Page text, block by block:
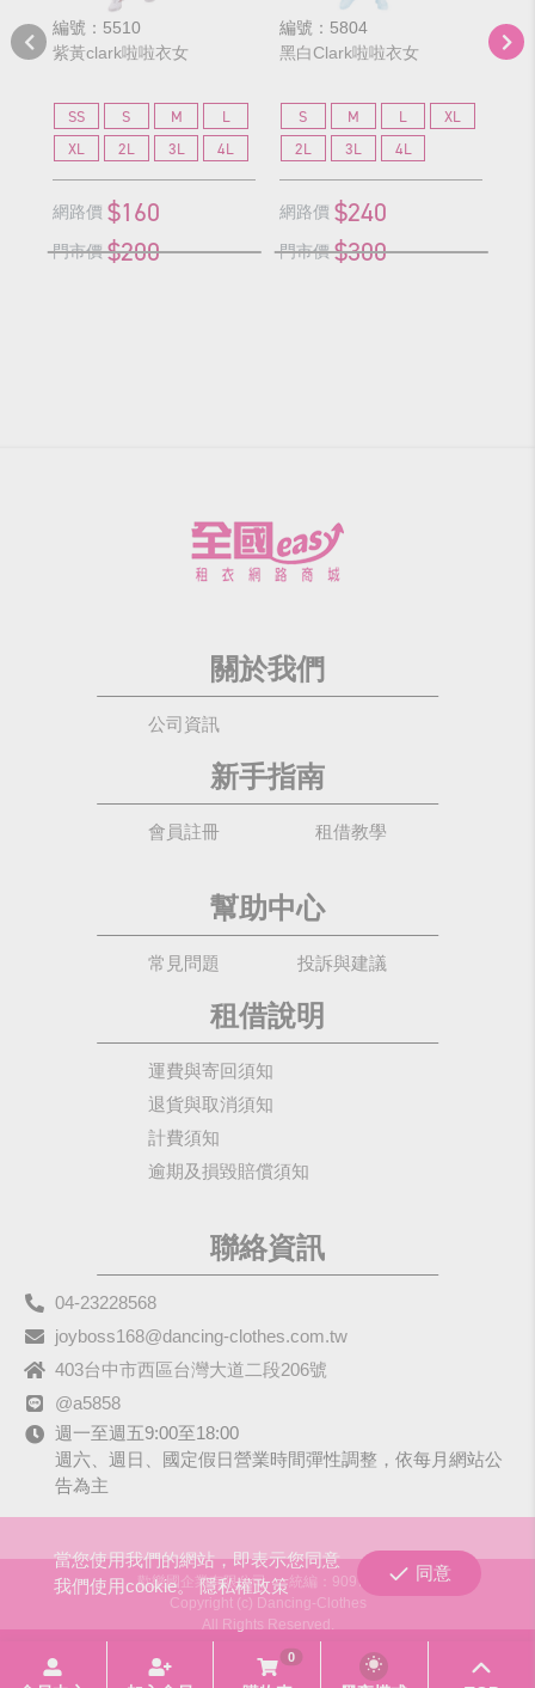
編號：5510
紫黃clark啦啦衣女
SS S M
L
XL
2L 3L 4L
網路價 $160
門市價 $200
編號：5804
黑白Clark啦啦衣女
S M L
XL
2L
3L 4L
網路價 $240
門市價 $300
編
斜
關於我們
公司資訊
新手指南
會員註冊 租借教學
幫助中心
常見問題 投訴與建議
租借說明
運費與寄回須知
退貨與取消須知
計費須知
逾期及損毀賠償須知
聯絡資訊
04-23228568
joyboss168@dancing-clothes.com.tw
403台中市西區台灣大道二段206號
@a5858
週一至週五9:00至18:00
週六、週日、國定假日營業時間彈性調整，依每月網站公
告為主
歡樂國企業有限公司
統編：90979680
Copyright (c) Dancing-Clothes
All Rights Reserved.
當您使用我們的網站，即表示您同意
我們使用cookie。隱私權政策
同意
0